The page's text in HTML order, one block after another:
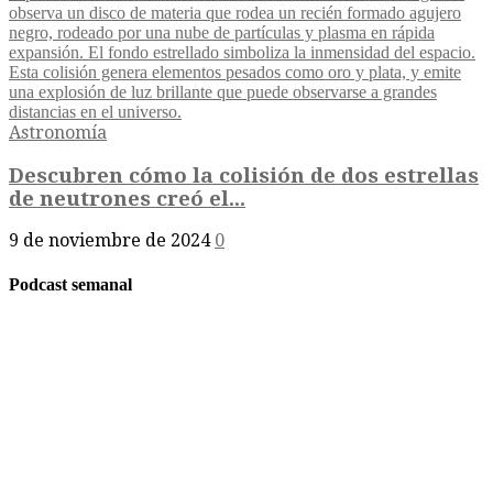
Astronomía
Descubren cómo la colisión de dos estrellas
de neutrones creó el...
9 de noviembre de 2024 0
Podcast semanal